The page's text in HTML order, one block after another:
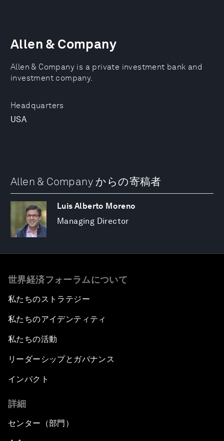
Headquarters
USA
Allen & Company
Allen & Company is a private investment bank and
investment company.
Allen & Company からの寄稿者
Luis Alberto Moreno
Managing Director
世界経済フォーラムについて
私たちのストラテジー
私たちのアイデンティティ
私たちの活動
リーダーシップとガバナンス
インパクト
詳細
センター（部門）